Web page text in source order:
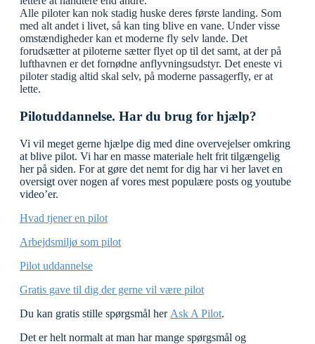
Alle piloter kan nok stadig huske deres første landing. Som
med alt andet i livet, så kan ting blive en vane. Under visse
omstændigheder kan et moderne fly selv lande. Det
forudsætter at piloterne sætter flyet op til det samt, at der på
lufthavnen er det fornødne anflyvningsudstyr. Det eneste vi
piloter stadig altid skal selv, på moderne passagerfly, er at
lette.
Pilotuddannelse. Har du brug for hjælp?
Vi vil meget gerne hjælpe dig med dine overvejelser omkring
at blive pilot. Vi har en masse materiale helt frit tilgængelig
her på siden. For at gøre det nemt for dig har vi her lavet en
oversigt over nogen af vores mest populære posts og youtube
video’er.
Hvad tjener en pilot
Arbejdsmiljø som pilot
Pilot uddannelse
Gratis gave til dig der gerne vil være pilot
Du kan gratis stille spørgsmål her Ask A Pilot.
Det er helt normalt at man har mange spørgsmål og